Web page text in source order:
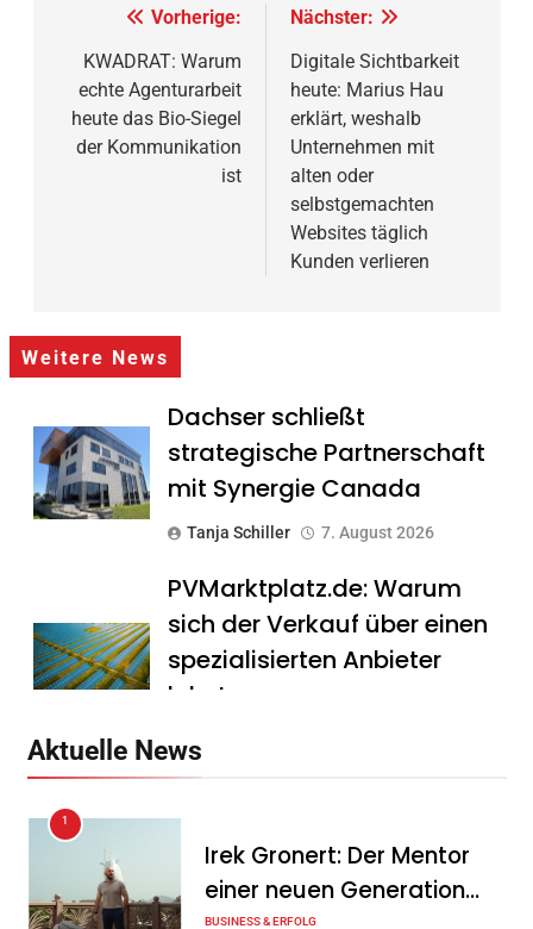
Beitragsnavigation
Vorherige:
KWADRAT: Warum
echte Agenturarbeit
heute das Bio-Siegel
der Kommunikation
ist
Nächster:
Digitale Sichtbarkeit
heute: Marius Hau
erklärt, weshalb
Unternehmen mit
alten oder
selbstgemachten
Websites täglich
Kunden verlieren
Weitere News
Dachser schließt
strategische Partnerschaft
mit Synergie Canada
Tanja Schiller 7. August 2026
PVMarktplatz.de: Warum
sich der Verkauf über einen
spezialisierten Anbieter
lohnt
Mitarbeitergespräch pro
Jahr nichts verändert – und
Aktuelle News
1
Irek Gronert: Der Mentor
einer neuen Generation
BUSINESS & ERFOLG